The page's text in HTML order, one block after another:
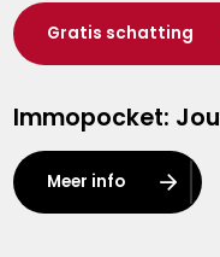
Heist-op-den-Berg
Herentals
Kalmthout
Leuven
Lier
Gratis schatting
Immopocket:
Meer info